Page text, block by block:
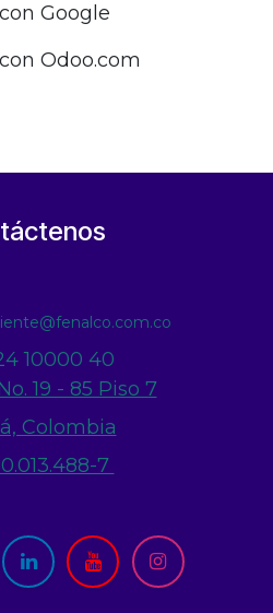
Google
Odoo.com
10000 40
19 - 85 Piso 7
Colombia
7